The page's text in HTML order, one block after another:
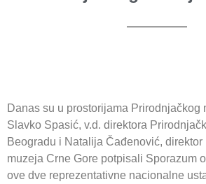
Danas su u prostorijama Prirodnjačkog
Slavko Spasić, v.d. direktora
Beogradu i Natalija Čađenović, direktor
muzeja Crne Gore potpisali Sporazum
ove dve reprezentativne nacionalne